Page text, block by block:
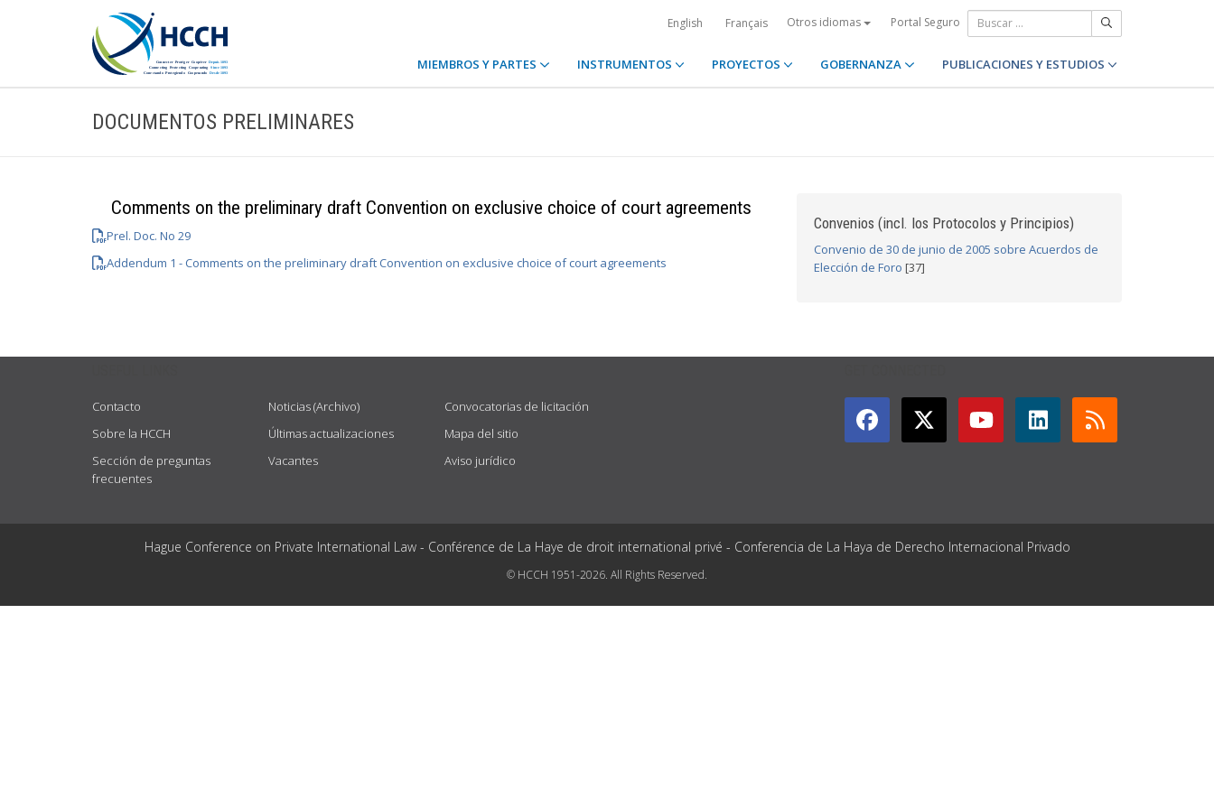
English Français Otros idiomas Portal Seguro
MIEMBROS Y PARTES INSTRUMENTOS PROYECTOS GOBERNANZA PUBLICACIONES Y ESTUDIOS
DOCUMENTOS PRELIMINARES
Comments on the preliminary draft Convention on exclusive choice of court agreements
Prel. Doc. No 29
Addendum 1 - Comments on the preliminary draft Convention on exclusive choice of court agreements
Convenios (incl. los Protocolos y Principios)
Convenio de 30 de junio de 2005 sobre Acuerdos de
Elección de Foro [37]
Contacto
Sobre la HCCH
Sección de preguntas
frecuentes
Noticias (Archivo)
Últimas actualizaciones
Vacantes
Convocatorias de licitación
Mapa del sitio
Aviso jurídico
Hague Conference on Private International Law - Conférence de La Haye de droit international privé - Conferencia de La Haya de Derecho Internacional Privado
© HCCH 1951-2026. All Rights Reserved.